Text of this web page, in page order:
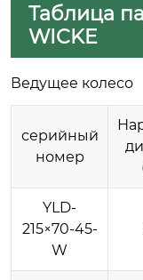
Таблица
WICKE
Ведущее колесо
серийный
номер
YLD-
215×70-45-
W